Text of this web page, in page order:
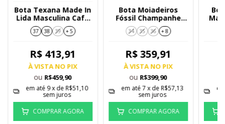
Bota Texana Made In
Lida Masculina Cafe
B-46C 8116
37 38 39 + 5
R$ 413,91
À VISTA NO PIX
ou R$459,90
em até 9x de R$51,10
sem juros
COMPRAR AGORA
Bota Moiadeiros
Fóssil Champanhe
MDRS103
34 35 36 + 8
R$ 359,91
À VISTA NO PIX
ou R$399,90
em até7x de R$57,13
sem juros
COMPRAR AGORA